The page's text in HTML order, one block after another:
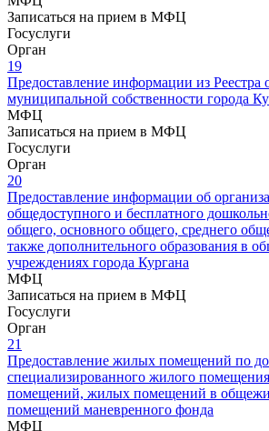
Записаться на прием в МФЦ
Госуслуги
Орган
19
Предоставление информации из Реестра
муниципальной собственности города
МФЦ
Записаться на прием в МФЦ
Госуслуги
Орган
20
Предоставление информации об
общедоступного и бесплатного
общего, основного общего, среднего
также дополнительного образования в
учреждениях города Кургана
МФЦ
Записаться на прием в МФЦ
Госуслуги
Орган
21
Предоставление жилых помещений по
специализированного жилого
помещений, жилых помещений в
помещений маневренного фонда
МФЦ